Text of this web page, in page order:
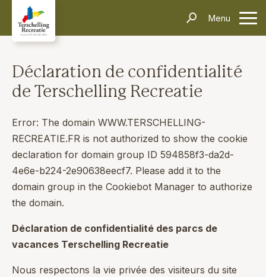
Menu
contacter
Hébergements
Informations
Questions fréquentes
Le transport
Villages
Thèmes
Contact
Rechercher et réserver
Déclaration de confidentialité
de Terschelling Recreatie
Error: The domain WWW.TERSCHELLING-
RECREATIE.FR is not authorized to show the cookie
declaration for domain group ID 594858f3-da2d-
4e6e-b224-2e90638eecf7. Please add it to the
domain group in the Cookiebot Manager to authorize
the domain.
Déclaration de confidentialité des parcs de
vacances Terschelling Recreatie
Nous respectons la vie privée des visiteurs du site